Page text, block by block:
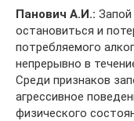
Панович А.И.:
остановиться и
потребляемого
непрерывно в
Среди признаков
агрессивное
физического